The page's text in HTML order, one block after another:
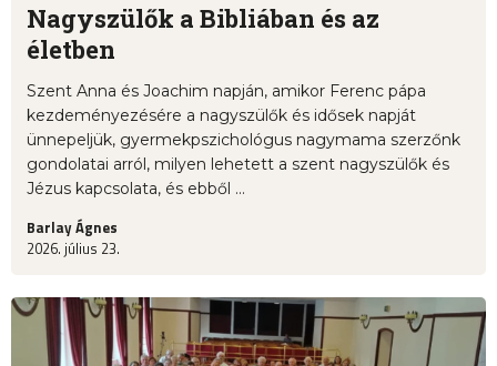
Nagyszülők a Bibliában és az
életben
Szent Anna és Joachim napján, amikor Ferenc pápa
kezdeményezésére a nagyszülők és idősek napját
ünnepeljük, gyermekpszichológus nagymama szerzőnk
gondolatai arról, milyen lehetett a szent nagyszülők és
Jézus kapcsolata, és ebből ...
Barlay Ágnes
2026. július 23.